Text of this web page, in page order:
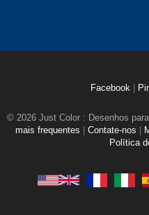
Facebook
© 2026 Just Color : Desenhos
mais frequentes
Contate-nos
Política